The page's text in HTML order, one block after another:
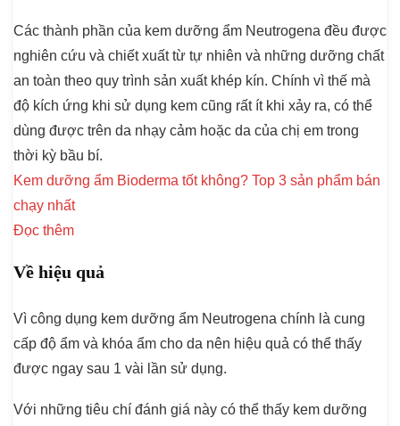
Các thành phần của kem dưỡng ẩm Neutrogena đều được
nghiên cứu và chiết xuất từ tự nhiên và những dưỡng chất
an toàn theo quy trình sản xuất khép kín. Chính vì thế mà
độ kích ứng khi sử dụng kem cũng rất ít khi xảy ra, có thể
dùng được trên da nhạy cảm hoặc da của chị em trong
thời kỳ bầu bí.
Kem dưỡng ẩm Bioderma tốt không? Top 3 sản phẩm bán
chạy nhất
Đọc thêm
Về hiệu quả
Vì công dụng kem dưỡng ẩm Neutrogena chính là cung
cấp độ ẩm và khóa ẩm cho da nên hiệu quả có thể thấy
được ngay sau 1 vài lần sử dụng.
Với những tiêu chí đánh giá này có thể thấy kem dưỡng